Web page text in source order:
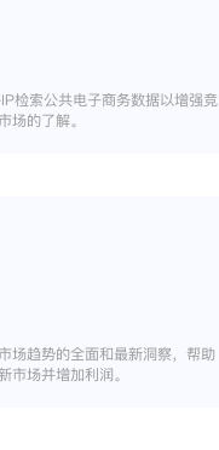
检索公共电子商务数据以增强竞
场的了解。
场趋势的全面和最新洞察，帮助
市场并增加利润。